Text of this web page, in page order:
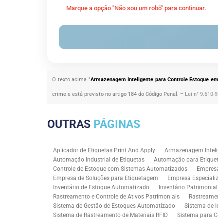
Marque a opção "Não sou um robô" para continuar.
O texto acima "Armazenagem Inteligente para Controle Estoque
crime e está previsto no artigo 184 do Código Penal. – Lei n°
OUTRAS PÁGINAS
Aplicador de Etiquetas Print And Apply
Armazenagem
Automação Industrial de Etiquetas
Automação para
Controle de Estoque com Sistemas Automatizados
Empresa de Soluções para Etiquetagem
Empresa
Inventário de Estoque Automatizado
Inventário
Rastreamento e Controle de Ativos Patrimoniais
Sistema de Gestão de Estoques Automatizado
Sistema de
Sistema de Rastreamento de Materiais RFID
Sistema para